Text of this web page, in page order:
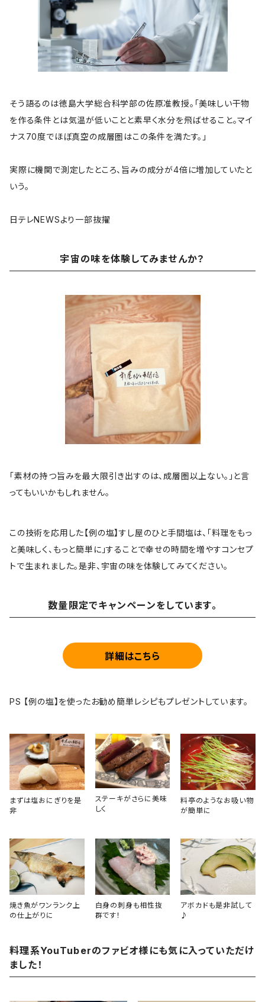
そう語るのは徳島大学総合科学部の佐原准教授。「美味しい干物
を作る条件とは気温が低いことと素早く水分を飛ばせること。マイ
ナス70度でほぼ真空の成層圏はこの条件を満たす。」
実際に機関で測定したところ、旨みの成分が4倍に増加していたと
いう。
日テレNEWSより一部抜擢
宇宙の味を体験してみませんか？
「素材の持つ旨みを最大限引き出すのは、成層圏以上ない。」と言
ってもいいかもしれません。
この技術を応用した【例の塩】すし屋のひと手間塩は、「料理をもっ
と美味しく、もっと簡単に」することで幸せの時間を増やすコンセプ
トで生まれました。是非、宇宙の味を体験してみてください。
数量限定でキャンペーンをしています。
詳細はこちら
PS 【例の塩】を使ったお勧め簡単レシピもプレゼントしています。
まずは塩おにぎりを是
非
ステーキがさらに美味
しく
料亭のようなお吸い物
が簡単に
焼き魚がワンランク上
の仕上がりに
白身の刺身も相性抜
群です！
アボカドも是非試して
♪
料理系YouTuberのファビオ様にも気に入っていただけ
ました！